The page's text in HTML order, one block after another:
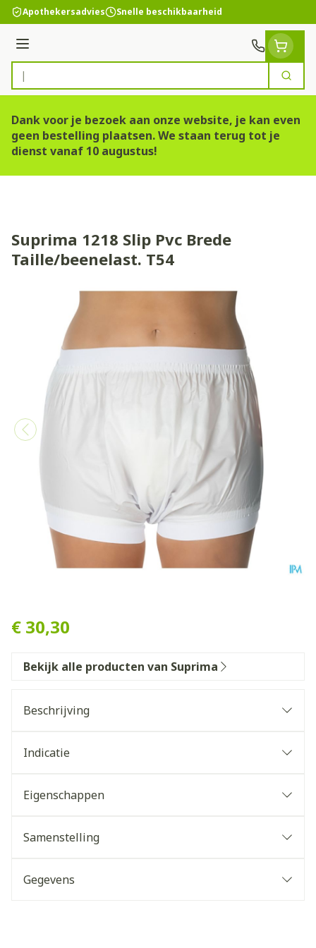
Ga naar de inhoud
Apothekersadvies Snelle beschikbaarheid
Menu
Product, merk, categorie...
Zoek
Dank voor je bezoek aan onze website, je kan even
geen bestelling plaatsen. We staan terug tot je
dienst vanaf 10 augustus!
Suprima 1218 Slip Pvc Brede
Taille/beenelast. T54
€ 30,30
Bekijk alle producten van Suprima
Beschrijving
Indicatie
Eigenschappen
Samenstelling
Gegevens